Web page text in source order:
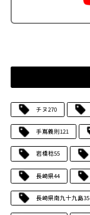
チヌ270
手嶌義則121
岩橋稔55
長崎県44
長崎県南九十九島35